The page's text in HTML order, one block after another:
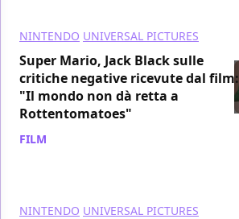
NINTENDO UNIVERSAL PICTURES
Super Mario, Jack Black sulle
critiche negative ricevute dal film:
"Il mondo non dà retta a
Rottentomatoes"
FILM
NINTENDO UNIVERSAL PICTURES